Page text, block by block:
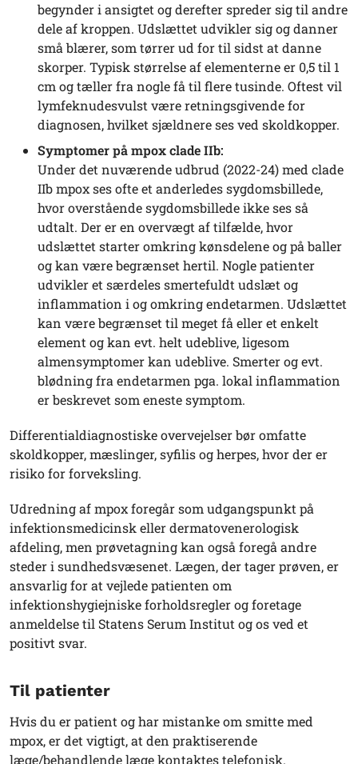
begynder i ansigtet og derefter spreder sig til andre
dele af kroppen. Udslættet udvikler sig og danner
små blærer, som tørrer ud for til sidst at danne
skorper. Typisk størrelse af elementerne er 0,5 til 1
cm og tæller fra nogle få til flere tusinde. Oftest vil
lymfeknudesvulst være retningsgivende for
diagnosen, hvilket sjældnere ses ved skoldkopper.
Symptomer på mpox clade IIb:
Under det nuværende udbrud (2022-24) med clade
IIb mpox ses ofte et anderledes sygdomsbillede,
hvor overstående sygdomsbillede ikke ses så
udtalt. Der er en overvægt af tilfælde, hvor
udslættet starter omkring kønsdelene og på baller
og kan være begrænset hertil. Nogle patienter
udvikler et særdeles smertefuldt udslæt og
inflammation i og omkring endetarmen. Udslættet
kan være begrænset til meget få eller et enkelt
element og kan evt. helt udeblive, ligesom
almensymptomer kan udeblive. Smerter og evt.
blødning fra endetarmen pga. lokal inflammation
er beskrevet som eneste symptom.
Differentialdiagnostiske overvejelser bør omfatte
skoldkopper, mæslinger, syfilis og herpes, hvor der er
risiko for forveksling.
Udredning af mpox foregår som udgangspunkt på
infektionsmedicinsk eller dermatovenerologisk
afdeling, men prøvetagning kan også foregå andre
steder i sundhedsvæsenet. Lægen, der tager prøven, er
ansvarlig for at vejlede patienten om
infektionshygiejniske forholdsregler og foretage
anmeldelse til Statens Serum Institut og os ved et
positivt svar.
Til patienter
Hvis du er patient og har mistanke om smitte med
mpox, er det vigtigt, at den praktiserende
læge/behandlende læge kontaktes telefonisk.